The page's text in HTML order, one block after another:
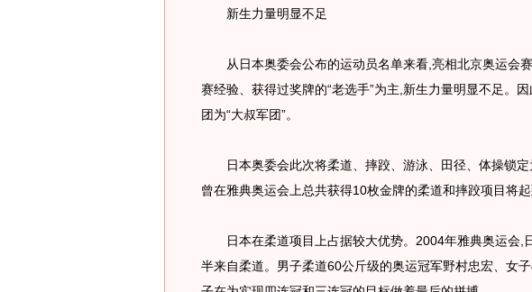
新生力量明显不足
从日本奥委会公布的运动员名单来看,亮相北京奥运会
赛经验、获得过奖牌的“老选手”为主,新生力量明显不足。
团为“大叔军团”。
日本奥委会此次将柔道、摔跤、游泳、田径、体操锁定
曾在雅典奥运会上总共获得10枚金牌的柔道和摔跤项目将起
日本在柔道项目上占据较大优势。2004年雅典奥运会,
半来自柔道。男子柔道60公斤级的奥运冠军野村忠宏、女